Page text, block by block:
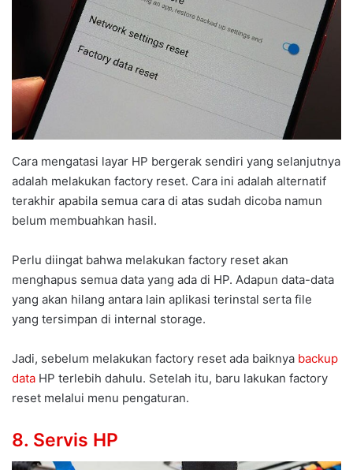
Cara mengatasi layar HP bergerak sendiri yang selanjutnya
adalah melakukan factory reset. Cara ini adalah alternatif
terakhir apabila semua cara di atas sudah dicoba namun
belum membuahkan hasil.
Perlu diingat bahwa melakukan factory reset akan
menghapus semua data yang ada di HP. Adapun data-data
yang akan hilang antara lain aplikasi terinstal serta file
yang tersimpan di internal storage.
Jadi, sebelum melakukan factory reset ada baiknya backup
data HP terlebih dahulu. Setelah itu, baru lakukan factory
reset melalui menu pengaturan.
8. Servis HP